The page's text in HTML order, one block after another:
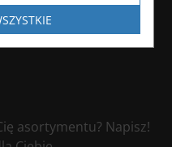
asortymentu? Napisz!